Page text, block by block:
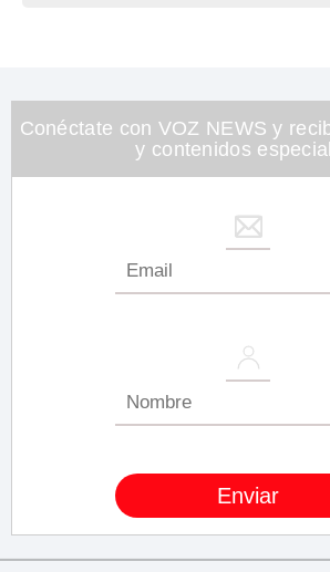
Conéctate con VOZ NEWS y
y contenidos